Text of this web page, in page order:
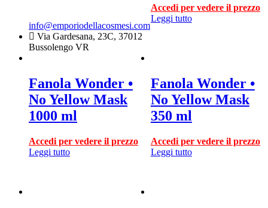
Accedi per vedere il prezzo
Leggi tutto
Fanola Wonder •
No Yellow Mask
1000 ml
Accedi per vedere il prezzo
Leggi tutto
Fanola Wonder •
No Yellow Mask
350 ml
Accedi per vedere il prezzo
Leggi tutto
info@emporiodellacosmesi.com
Via Gardesana, 23C, 37012
Bussolengo VR